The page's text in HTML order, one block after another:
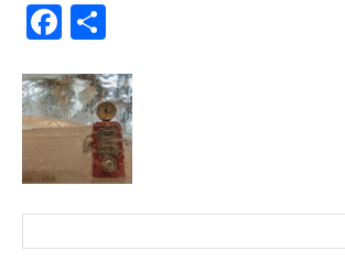
Facebook